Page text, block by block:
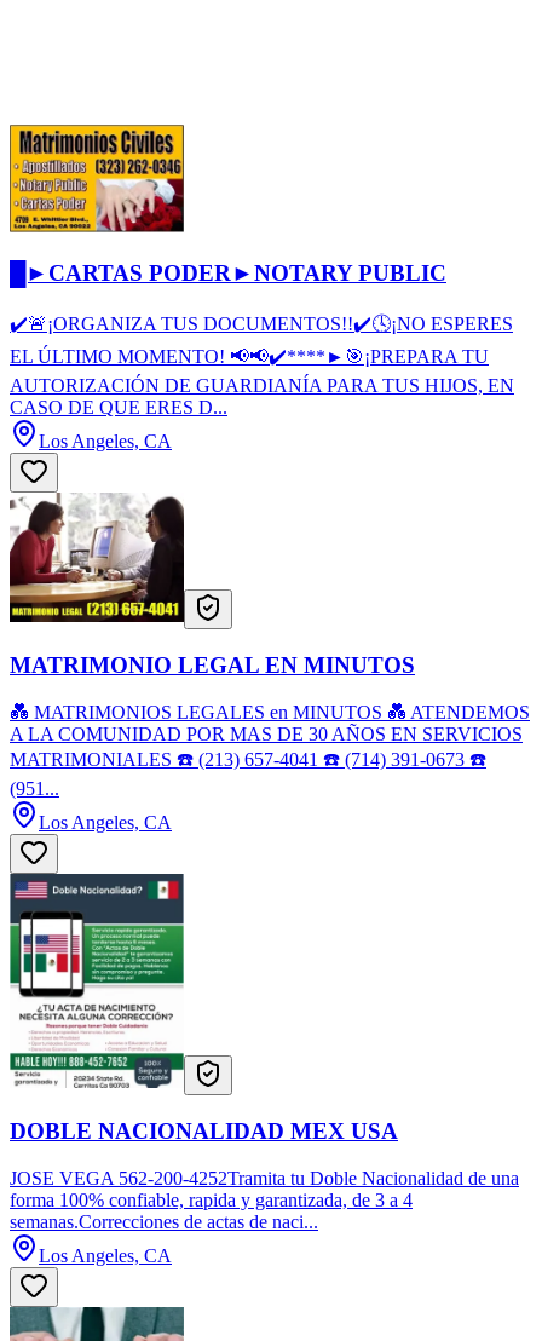
█►CARTAS PODER►NOTARY PUBLIC
✔️🚨¡ORGANIZA TUS DOCUMENTOS!!✔️🕓¡NO ESPERES
EL ÚLTIMO MOMENTO! 📢📢✔️****►🎯¡PREPARA TU
AUTORIZACIÓN DE GUARDIANÍA PARA TUS HIJOS, EN
CASO DE QUE ERES D...
Los Angeles, CA
MATRIMONIO LEGAL EN MINUTOS
💑 MATRIMONIOS LEGALES en MINUTOS 💑 ATENDEMOS
A LA COMUNIDAD POR MAS DE 30 AÑOS EN SERVICIOS
MATRIMONIALES ☎️ (213) 657-4041 ☎️ (714) 391-0673 ☎️
(951...
Los Angeles, CA
DOBLE NACIONALIDAD MEX USA
JOSE VEGA 562-200-4252Tramita tu Doble Nacionalidad de una
forma 100% confiable, rapida y garantizada, de 3 a 4
semanas.Correcciones de actas de naci...
Los Angeles, CA